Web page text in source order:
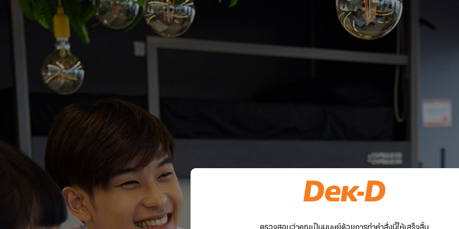
ตรวจสอบว่าคุณเป็นมนุษย์ด้วยการทำคำสั่งนี้ให้เสร็จสิ้น